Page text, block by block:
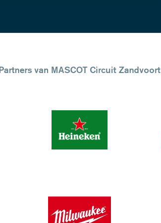
van MASCOT Circuit Zandvoort